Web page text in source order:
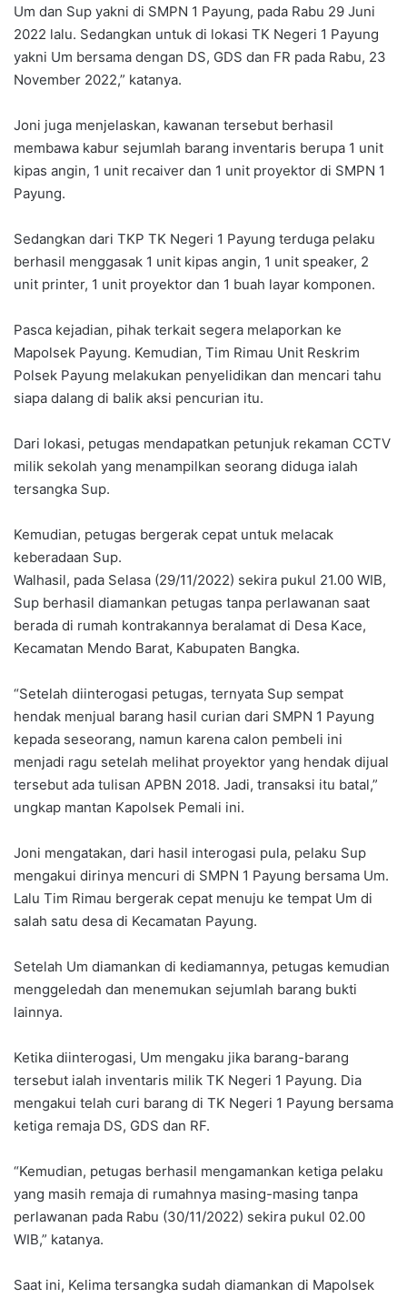
Um dan Sup yakni di SMPN 1 Payung, pada Rabu 29 Juni
2022 lalu. Sedangkan untuk di lokasi TK Negeri 1 Payung
yakni Um bersama dengan DS, GDS dan FR pada Rabu, 23
November 2022,” katanya.
Joni juga menjelaskan, kawanan tersebut berhasil
membawa kabur sejumlah barang inventaris berupa 1 unit
kipas angin, 1 unit recaiver dan 1 unit proyektor di SMPN 1
Payung.
Sedangkan dari TKP TK Negeri 1 Payung terduga pelaku
berhasil menggasak 1 unit kipas angin, 1 unit speaker, 2
unit printer, 1 unit proyektor dan 1 buah layar komponen.
Pasca kejadian, pihak terkait segera melaporkan ke
Mapolsek Payung. Kemudian, Tim Rimau Unit Reskrim
Polsek Payung melakukan penyelidikan dan mencari tahu
siapa dalang di balik aksi pencurian itu.
Dari lokasi, petugas mendapatkan petunjuk rekaman CCTV
milik sekolah yang menampilkan seorang diduga ialah
tersangka Sup.
Kemudian, petugas bergerak cepat untuk melacak
keberadaan Sup.
Walhasil, pada Selasa (29/11/2022) sekira pukul 21.00 WIB,
Sup berhasil diamankan petugas tanpa perlawanan saat
berada di rumah kontrakannya beralamat di Desa Kace,
Kecamatan Mendo Barat, Kabupaten Bangka.
“Setelah diinterogasi petugas, ternyata Sup sempat
hendak menjual barang hasil curian dari SMPN 1 Payung
kepada seseorang, namun karena calon pembeli ini
menjadi ragu setelah melihat proyektor yang hendak dijual
tersebut ada tulisan APBN 2018. Jadi, transaksi itu batal,”
ungkap mantan Kapolsek Pemali ini.
Joni mengatakan, dari hasil interogasi pula, pelaku Sup
mengakui dirinya mencuri di SMPN 1 Payung bersama Um.
Lalu Tim Rimau bergerak cepat menuju ke tempat Um di
salah satu desa di Kecamatan Payung.
Setelah Um diamankan di kediamannya, petugas kemudian
menggeledah dan menemukan sejumlah barang bukti
lainnya.
Ketika diinterogasi, Um mengaku jika barang-barang
tersebut ialah inventaris milik TK Negeri 1 Payung. Dia
mengakui telah curi barang di TK Negeri 1 Payung bersama
ketiga remaja DS, GDS dan RF.
“Kemudian, petugas berhasil mengamankan ketiga pelaku
yang masih remaja di rumahnya masing-masing tanpa
perlawanan pada Rabu (30/11/2022) sekira pukul 02.00
WIB,” katanya.
Saat ini, Kelima tersangka sudah diamankan di Mapolsek